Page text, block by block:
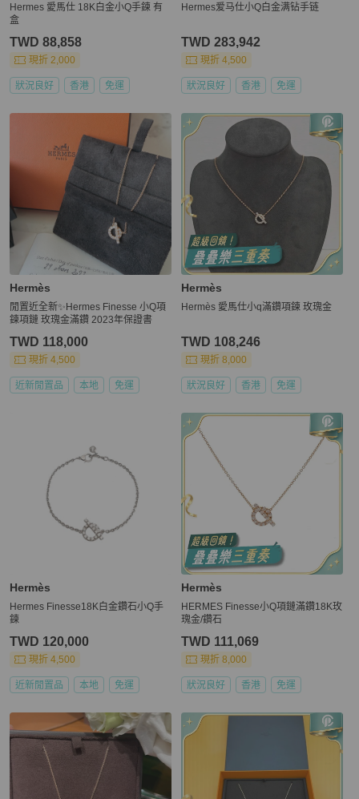
Hermes 愛馬仕 18K白金小Q手鍊 有
盒
TWD 88,858
現折 2,000
狀況良好 香港 免運
Hermes爱马仕小Q白金满钻手链
TWD 283,942
現折 4,500
狀況良好 香港 免運
Hermès
閒置近全新✨Hermes Finesse 小Q項
鍊項鏈 玫瑰金滿鑽 2023年保證書
TWD 118,000
現折 4,500
近新閒置品 本地 免運
Hermès
Hermès 愛馬仕小q滿鑽項鍊 玫瑰金
TWD 108,246
現折 8,000
狀況良好 香港 免運
Hermès
Hermes Finesse18K白金鑽石小Q手
鍊
TWD 120,000
現折 4,500
近新閒置品 本地 免運
Hermès
HERMES Finesse小Q項鏈滿鑽18K玫
瑰金/鑽石
TWD 111,069
現折 8,000
狀況良好 香港 免運